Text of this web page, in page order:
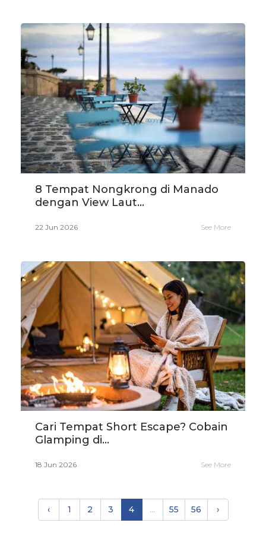
8 Tempat Nongkrong di Manado
dengan View Laut...
22 Jun 2026 See More
Cari Tempat Short Escape? Cobain
Glamping di...
18 Jun 2026 See More
‹ 1 2 3 4 ... 55 56 ›